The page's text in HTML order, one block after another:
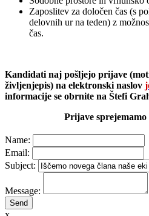
Zaposlitev za določen čas (s
delovnih ur na teden) z
čas.
Kandidati naj pošljejo prijave
življenjepis) na elektronski naslov
informacije se obrnite na Štefi
Prijave sprejemamo
Name:
Email:
Subject:
Message: